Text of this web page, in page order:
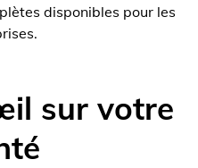
disponibles pour les
sur votre